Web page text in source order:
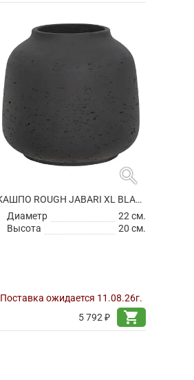
search
КАШПО ROUGH JABARI XL BLACK WASHED
Диаметр
22 см.
Высота
20 см.
Поставка ожидается 11.08.26г.
5 792 ₽
shopping_cart